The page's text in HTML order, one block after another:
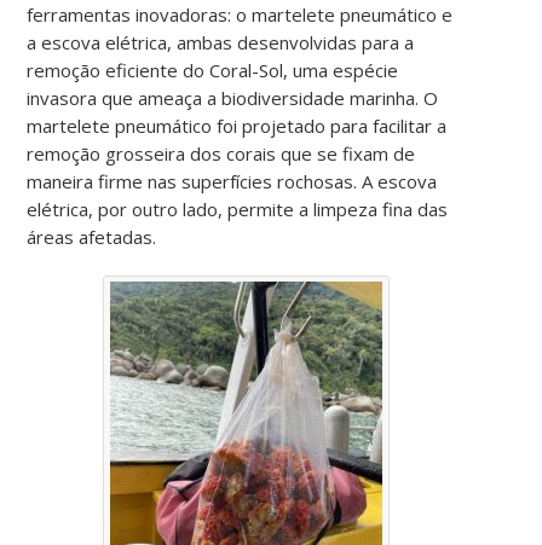
ferramentas inovadoras: o martelete pneumático e
a escova elétrica, ambas desenvolvidas para a
remoção eficiente do Coral-Sol, uma espécie
invasora que ameaça a biodiversidade marinha. O
martelete pneumático foi projetado para facilitar a
remoção grosseira dos corais que se fixam de
maneira firme nas superfícies rochosas. A escova
elétrica, por outro lado, permite a limpeza fina das
áreas afetadas.